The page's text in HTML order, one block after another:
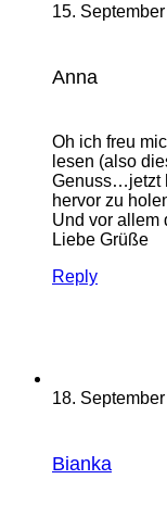
15.
Anna
Oh ich freu
lesen (also
Genuss…jetzt
hervor zu
Und vor allem
Liebe Grüße
Reply
18.
Bianka